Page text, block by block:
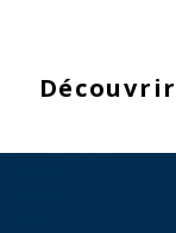
Découvrir